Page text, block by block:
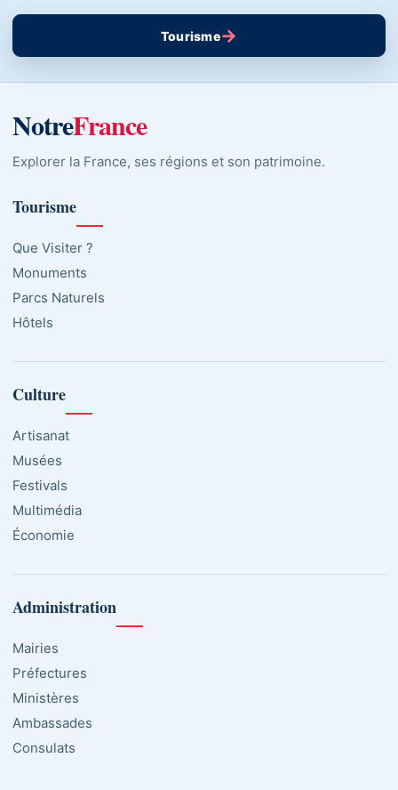
Tourisme→
NotreFrance
Explorer la France, ses régions et son patrimoine.
Tourisme
Que Visiter ?
Monuments
Parcs Naturels
Hôtels
Culture
Artisanat
Musées
Festivals
Multimédia
Économie
Administration
Mairies
Préfectures
Ministères
Ambassades
Consulats